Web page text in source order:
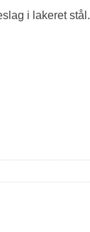
i lakeret stål.